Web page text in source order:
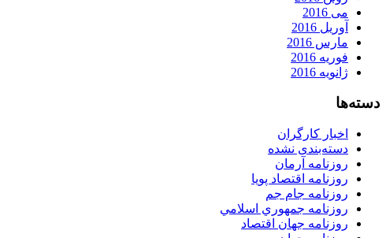
می 2016
آوریل 2016
مارس 2016
فوریه 2016
ژانویه 2016
دسته‌ها
اخبار کارگران
دسته‌بندی نشده
روزنامه آرمان
روزنامه اقتصاد پویا
روزنامه جام جم
روزنامه جمهوري اسلامي
روزنامه جهان اقتصاد